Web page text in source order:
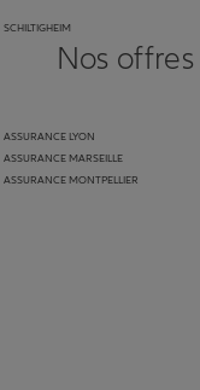
SCHILTIGHEIM
Nos
ASSURANCE LYON
ASSURANCE MARSEILLE
ASSURANCE MONTPELLIER